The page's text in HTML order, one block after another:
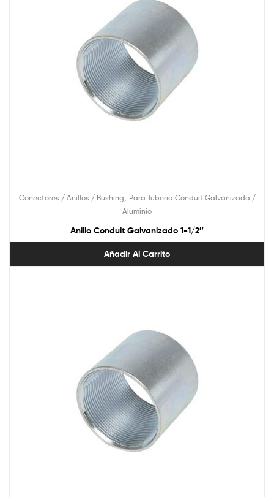
Conectores / Anillos / Bushing
Para Tuberia Conduit Galvanizada /
Aluminio
Anillo Conduit Galvanizado 1-1/2″
Añadir Al Carrito